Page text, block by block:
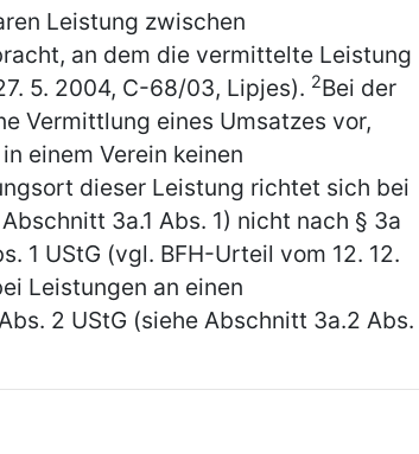
Leistung zwischen
an dem die vermittelte Leistung
5. 2004, C-68/03, Lipjes). 2Bei der
Vermittlung eines Umsatzes vor,
einem Verein keinen
dieser Leistung richtet sich bei
3a.1 Abs. 1) nicht nach § 3a
1 UStG (vgl. BFH-Urteil vom 12. 12.
Leistungen an einen
2 UStG (siehe Abschnitt 3a.2 Abs.